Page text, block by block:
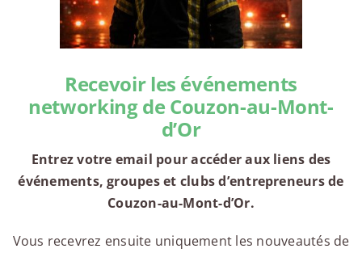
Recevoir les événements
networking de Couzon-au-Mont-
d’Or
Entrez votre email pour accéder aux liens des
événements, groupes et clubs d’entrepreneurs de
Couzon-au-Mont-d’Or.
Vous recevrez ensuite uniquement les nouveautés de